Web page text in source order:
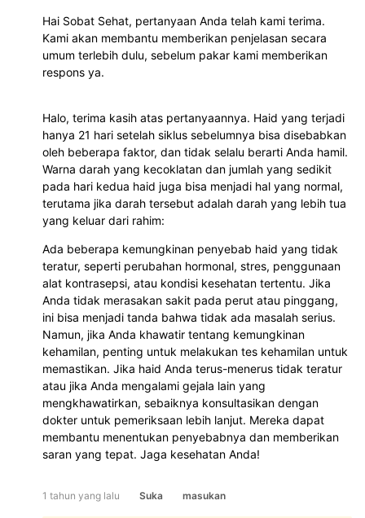
Hai Sobat Sehat, pertanyaan Anda telah kami terima.
Kami akan membantu memberikan penjelasan secara
umum terlebih dulu, sebelum pakar kami memberikan
respons ya.
Halo, terima kasih atas pertanyaannya. Haid yang terjadi
hanya 21 hari setelah siklus sebelumnya bisa disebabkan
oleh beberapa faktor, dan tidak selalu berarti Anda hamil.
Warna darah yang kecoklatan dan jumlah yang sedikit
pada hari kedua haid juga bisa menjadi hal yang normal,
terutama jika darah tersebut adalah darah yang lebih tua
yang keluar dari rahim:
Ada beberapa kemungkinan penyebab haid yang tidak
teratur, seperti perubahan hormonal, stres, penggunaan
alat kontrasepsi, atau kondisi kesehatan tertentu. Jika
Anda tidak merasakan sakit pada perut atau pinggang,
ini bisa menjadi tanda bahwa tidak ada masalah serius.
Namun, jika Anda khawatir tentang kemungkinan
kehamilan, penting untuk melakukan tes kehamilan untuk
memastikan. Jika haid Anda terus-menerus tidak teratur
atau jika Anda mengalami gejala lain yang
mengkhawatirkan, sebaiknya konsultasikan dengan
dokter untuk pemeriksaan lebih lanjut. Mereka dapat
membantu menentukan penyebabnya dan memberikan
saran yang tepat. Jaga kesehatan Anda!
1 tahun yang lalu Suka masukan